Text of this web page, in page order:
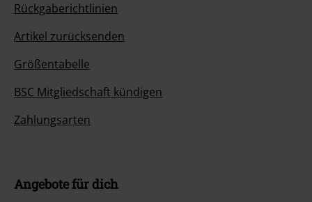
Rückgaberichtlinien
Artikel zurücksenden
Größentabelle
BSC Mitgliedschaft kündigen
Zahlungsarten
Angebote für dich